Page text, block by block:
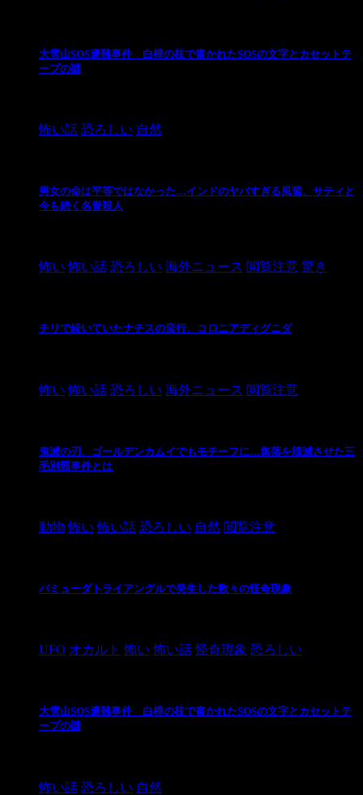
大雪山SOS遭難事件 白樺の枝で書かれたSOSの文字とカセットテ
ープの謎
怖い話 恐ろしい 自然
男女の命は平等ではなかった…インドのヤバすぎる風習、サティと
今も続く名誉殺人
怖い 怖い話 恐ろしい 海外ニュース 閲覧注意 驚き
チリで続いていたナチスの蛮行、コロニアディグニダ
怖い 怖い話 恐ろしい 海外ニュース 閲覧注意
鬼滅の刃、ゴールデンカムイでもモチーフに…集落を壊滅させた三
毛別羆事件とは
動物 怖い 怖い話 恐ろしい 自然 閲覧注意
バミューダトライアングルで発生した数々の怪奇現象
UFO オカルト 怖い 怖い話 怪奇現象 恐ろしい
大雪山SOS遭難事件 白樺の枝で書かれたSOSの文字とカセットテ
ープの謎
怖い話 恐ろしい 自然